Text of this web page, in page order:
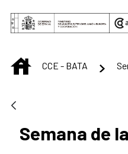
Saut au contenu principal
INICIOCCE - BATA
Semana de